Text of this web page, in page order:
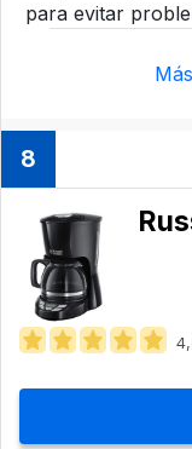
para evitar
8